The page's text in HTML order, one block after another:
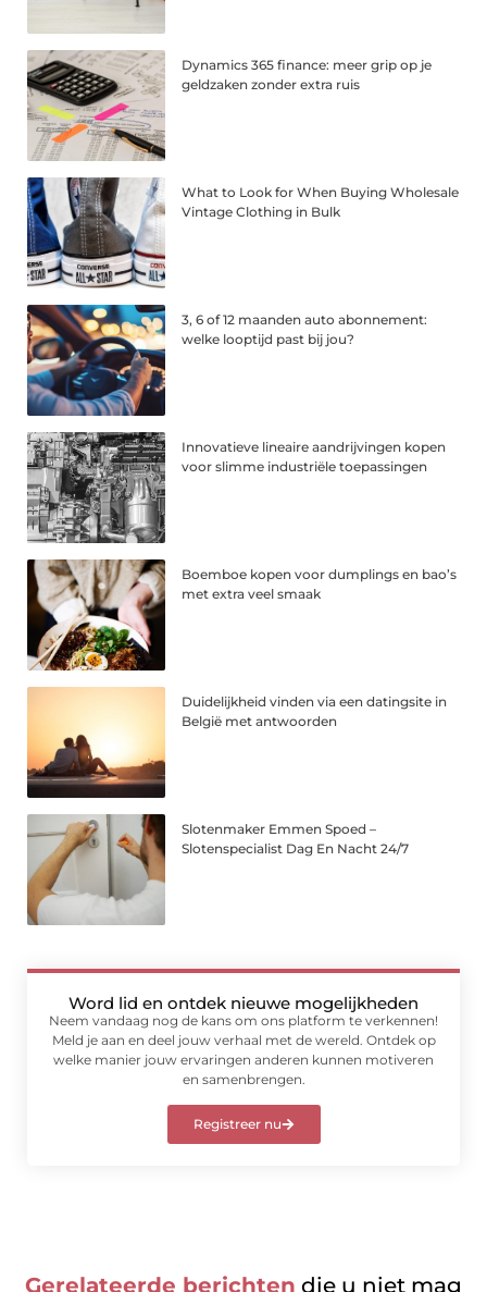
Dynamics 365 finance: meer grip op je
geldzaken zonder extra ruis
What to Look for When Buying Wholesale
Vintage Clothing in Bulk
3, 6 of 12 maanden auto abonnement:
welke looptijd past bij jou?
Innovatieve lineaire aandrijvingen kopen
voor slimme industriële toepassingen
Boemboe kopen voor dumplings en bao’s
met extra veel smaak
Duidelijkheid vinden via een datingsite in
België met antwoorden
Slotenmaker Emmen Spoed –
Slotenspecialist Dag En Nacht 24/7
Word lid en ontdek nieuwe mogelijkheden
Neem vandaag nog de kans om ons platform te verkennen!
Meld je aan en deel jouw verhaal met de wereld. Ontdek op
welke manier jouw ervaringen anderen kunnen motiveren
en samenbrengen.
Registreer nu
Gerelateerde berichten die u niet mag